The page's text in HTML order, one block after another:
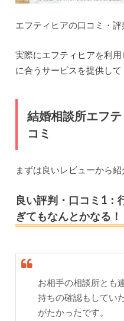
エフティヒアの口コミ・評
実際にエフティヒアを利
に合うサービスを提供して
結婚相談所エフ
コミ
まずは良いレビューから紹
良い評判・口コミ1：
ぎてもなんとかなる！
お相手の相談所とも
持ちの確認もしてい
がたかったです。